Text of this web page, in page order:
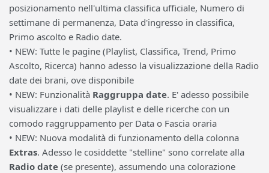
posizionamento nell'ultima classifica ufficiale, Numero di
settimane di permanenza, Data d'ingresso in classifica,
Primo ascolto e Radio date.
• NEW: Tutte le pagine (Playlist, Classifica, Trend, Primo
Ascolto, Ricerca) hanno adesso la visualizzazione della Radio
date dei brani, ove disponibile
• NEW: Funzionalità Raggruppa date. E' adesso possibile
visualizzare i dati delle playlist e delle ricerche con un
comodo raggruppamento per Data o Fascia oraria
• NEW: Nuova modalità di funzionamento della colonna
Extras. Adesso le cosiddette "stelline" sono correlate alla
Radio date (se presente), assumendo una colorazione